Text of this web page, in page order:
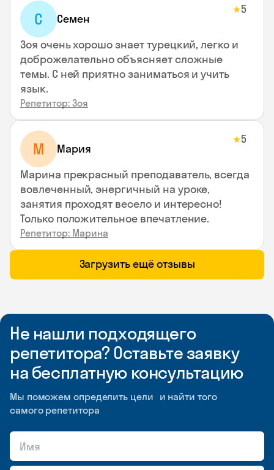
С Семен
★5
Зоя очень хорошо знает турецкий, легко и
доброжелательно объясняет сложные
темы. С ней приятно заниматься и учить
язык.
Репетитор: Зоя
М Мария
★5
Марина прекрасный преподаватель, всегда
вовлеченный, энергичный на уроке,
занятия проходят весело и интересно!
Только положительное впечатление.
Репетитор: Марина
Загрузить ещё отзывы
Не нашли подходящего
репетитора? Оставьте заявку
на бесплатную консультацию
Мы поможем определить цели и найти того
самого репетитора